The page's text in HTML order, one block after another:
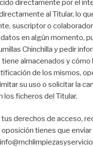
directamente por el
al Titular, lo
suscriptor o
en algún momento,
Chinchilla y pedir
almacenados y cómo
de los mismos,
su uso o solicitar la
los ficheros del Titular.
derechos de acceso,
tienes que enviar